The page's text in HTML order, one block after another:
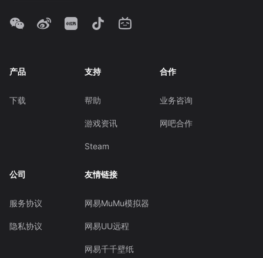
产品
下载
支持
帮助
游戏资讯
Steam
合作
业务咨询
网吧合作
公司
服务协议
隐私协议
友情链接
网易MuMu模拟器
网易UU远程
网易千千壁纸